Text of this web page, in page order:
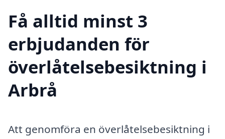
Få alltid minst 3
erbjudanden för
överlåtelsebesiktning i
Arbrå
Att genomföra en överlåtelsebesiktning i